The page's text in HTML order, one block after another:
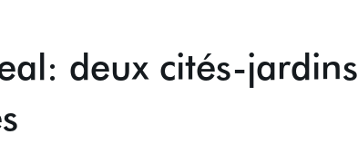
deux cités-jardins